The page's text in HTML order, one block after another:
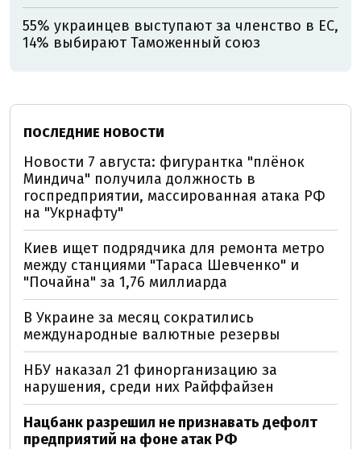
55% украинцев выступают за членство в ЕС,
14% выбирают Таможенный союз
ПОСЛЕДНИЕ НОВОСТИ
Новости 7 августа: фигурантка "плёнок
Миндича" получила должность в
госпредприятии, массированная атака РФ
на "Укрнафту"
Киев ищет подрядчика для ремонта метро
между станциями "Тараса Шевченко" и
"Почайна" за 1,76 миллиарда
В Украине за месяц сократились
международные валютные резервы
НБУ наказал 21 финорганизацию за
нарушения, среди них Райффайзен
Нацбанк разрешил не признавать дефолт
предприятий на фоне атак РФ